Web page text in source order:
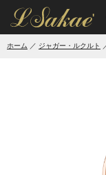
'
ホーム ジャガー・ルクルト